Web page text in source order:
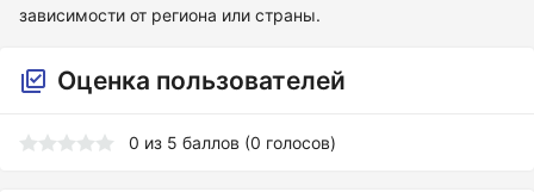
зависимости от региона или страны.
Оценка пользователей
0 из 5 баллов (0 голосов)